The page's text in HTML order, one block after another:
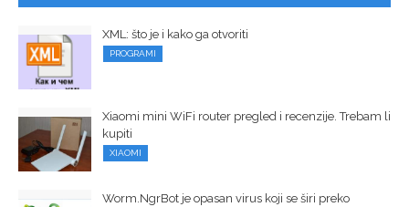
XML: što je i kako ga otvoriti
PROGRAMI
Xiaomi mini WiFi router pregled i recenzije. Trebam li
kupiti
XIAOMI
Worm.NgrBot je opasan virus koji se širi preko